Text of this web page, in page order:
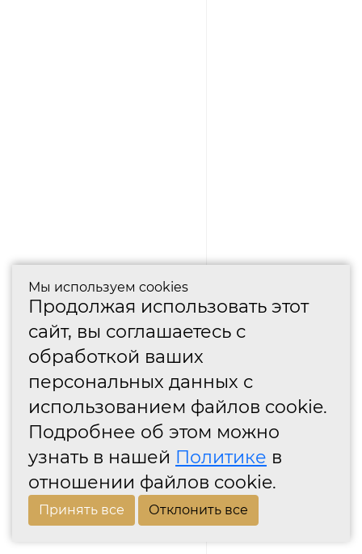
Мы используем cookies
Продолжая использовать этот
сайт, вы соглашаетесь с
обработкой ваших
персональных данных с
использованием файлов cookie.
Подробнее об этом можно
узнать в нашей Политике в
отношении файлов cookie.
Принять все Отклонить все